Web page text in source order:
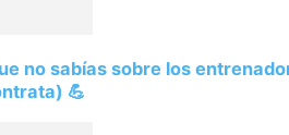
no sabías sobre los
💪